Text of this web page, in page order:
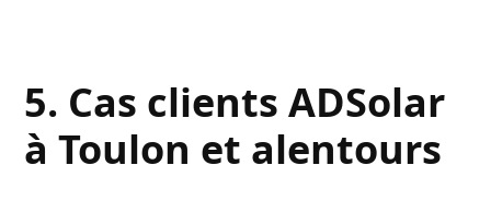
5. Cas clients ADSolar
à Toulon et alentours